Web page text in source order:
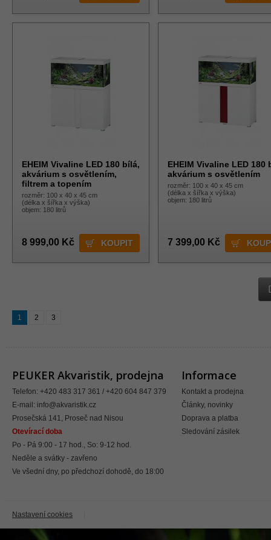
EHEIM Vivaline LED 180 bílá,
akvárium s osvětlením,
filtrem a topením
rozměr: 100 x 40 x 45 cm
(délka x šířka x výška)
objem: 180 litrů
8 999,00 Kč
EHEIM Vivaline LED 180
akvárium s osvětlením
rozměr: 100 x 40 x 45 cm
(délka x šířka x výška)
objem: 180 litrů
7 399,00 Kč
1 2 3
PEUKER Akvaristik, prodejna
Telefon: +420 483 317 361 / +420 604 847 379
E-mail: info@akvaristik.cz
Prosečská 141, Proseč nad Nisou
Otevírací doba
Po - Pá 9:00 - 17 hod., So: 9-12 hod.
Neděle a svátky - zavřeno
Ve všední dny, po předchozí dohodě, do 18:00
Informace
Kontakt a prodejna
Články, novinky
Doprava a platba
Sledování zásilek
Nastavení cookies